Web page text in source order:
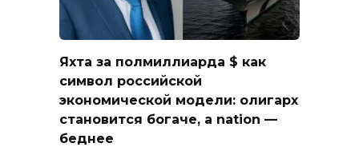
Яхта за полмиллиарда $ как
символ российской
экономической модели: олигарх
становится богаче, а nation —
беднее